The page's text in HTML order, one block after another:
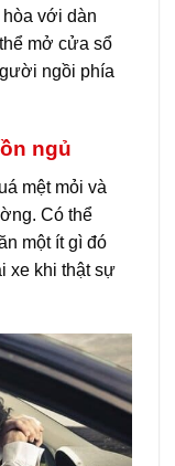
với dàn
mở cửa sổ
ngồi phía
ngủ
mệt mỏi và
Có thể
một ít gì đó
xe khi thật sự